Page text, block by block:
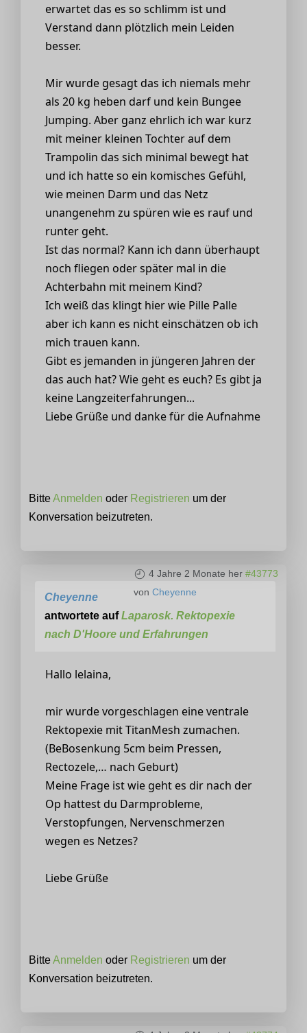
erwartet das es so schlimm ist und
Verstand dann plötzlich mein Leiden
besser.
Mir wurde gesagt das ich niemals mehr
als 20 kg heben darf und kein Bungee
Jumping. Aber ganz ehrlich ich war kurz
mit meiner kleinen Tochter auf dem
Trampolin das sich minimal bewegt hat
und ich hatte so ein komisches Gefühl,
wie meinen Darm und das Netz
unangenehm zu spüren wie es rauf und
runter geht.
Ist das normal? Kann ich dann überhaupt
noch fliegen oder später mal in die
Achterbahn mit meinem Kind?
Ich weiß das klingt hier wie Pille Palle
aber ich kann es nicht einschätzen ob ich
mich trauen kann.
Gibt es jemanden in jüngeren Jahren der
das auch hat? Wie geht es euch? Es gibt ja
keine Langzeiterfahrungen...
Liebe Grüße und danke für die Aufnahme
BitteAnmelden oder Registrieren um der
Konversation beizutreten.
4 Jahre 2 Monate her #43773
von Cheyenne
Cheyenne
antwortete aufLaparosk. Rektopexie
nach D'Hoore und Erfahrungen
Hallo lelaina,
mir wurde vorgeschlagen eine ventrale
Rektopexie mit TitanMesh zumachen.
(BeBosenkung 5cm beim Pressen,
Rectozele,… nach Geburt)
Meine Frage ist wie geht es dir nach der
Op hattest du Darmprobleme,
Verstopfungen, Nervenschmerzen
wegen es Netzes?
Liebe Grüße
BitteAnmelden oder Registrieren um der
Konversation beizutreten.